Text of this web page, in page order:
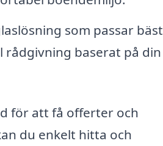
som passar bäst
baserat på din
för att få offerter och
du enkelt hitta och